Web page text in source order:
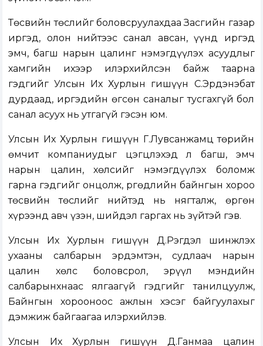
Төсвийн төслийг боловсруулахдаа Засгийн газар
иргэд, олон нийтээс санал авсан, үүнд иргэд
эмч, багш нарын цалинг нэмэгдүүлэх асуудлыг
хамгийн ихээр илэрхийлсэн байж таарна
гэдгийг Улсын Их Хурлын гишүүн С.Эрдэнэбат
дурдаад, иргэдийн өгсөн саналыг тусгахгүй бол
санал асуух нь утгагүй гэсэн юм.
Улсын Их Хурлын гишүүн Г.Лувсанжамц төрийн
өмчит компаниудыг цэгцлэхэд л багш, эмч
нарын цалин, хөлсийг нэмэгдүүлэх боломж
гарна гэдгийг онцолж, Өргөдлийн байнгын хороо
төсвийн төслийг нийтэд нь нягталж, өргөн
хүрээнд авч үзэн, шийдэл гаргах нь зүйтэй гэв.
Улсын Их Хурлын гишүүн Д.Рэгдэл шинжлэх
ухааны салбарын эрдэмтэн, судлаач нарын
цалин хөлс боловсрол, эрүүл мэндийн
салбарынхнаас ялгаагүй гэдгийг танилцуулж,
Байнгын хорооноос ажлын хэсэг байгуулахыг
дэмжиж байгаагаа илэрхийлэв.
Улсын Их Хурлын гишүүн Д.Ганмаа цалин